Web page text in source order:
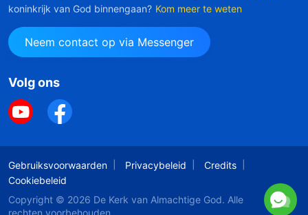
koninkrijk van God binnengaan? Kom meer te weten
Neem contact op via Messenger
Volg ons
Gebruiksvoorwaarden Privacybeleid
Credits
Cookiebeleid
Copyright © 2026 De Kerk van Almachtige God. Alle
rechten voorbehouden.